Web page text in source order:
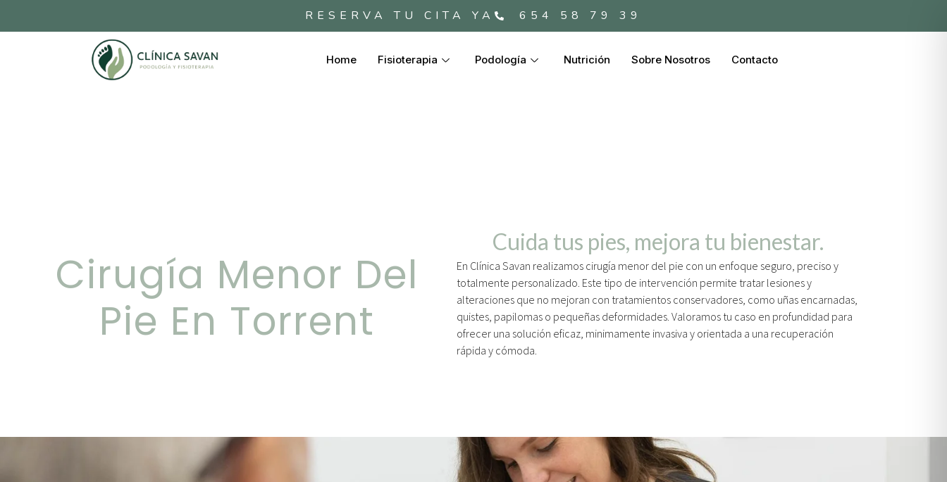
RESERVA TU CITA YA 654 58 79 39
Home Fisioterapia Podología Nutrición Sobre Nosotros Contacto
Cirugía Menor Del
Pie En Torrent
Cuida tus pies, mejora tu bienestar.
En Clínica Savan realizamos cirugía menor del pie con un enfoque seguro, preciso y
totalmente personalizado. Este tipo de intervención permite tratar lesiones y
alteraciones que no mejoran con tratamientos conservadores, como uñas encarnadas,
quistes, papilomas o pequeñas deformidades. Valoramos tu caso en profundidad para
ofrecer una solución eficaz, minimamente invasiva y orientada a una recuperación
rápida y cómoda.